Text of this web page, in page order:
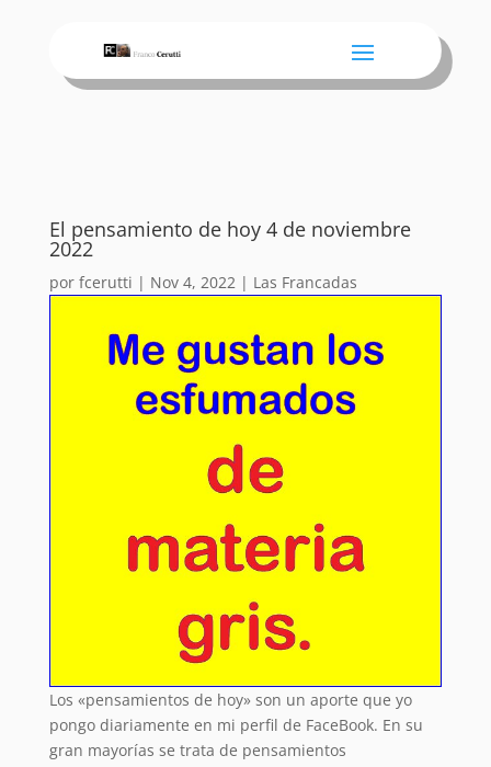
El pensamiento de hoy 4 de noviembre
2022
por fcerutti | Nov 4, 2022| Las Francadas
Los «pensamientos de hoy» son un aporte que yo
pongo diariamente en mi perfil de FaceBook. En su
gran mayorías se trata de pensamientos